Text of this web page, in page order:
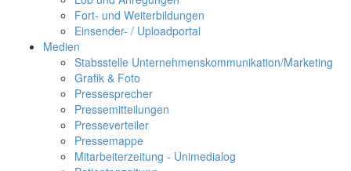
Fort- und Weiterbildungen
Einsender- / Uploadportal
Medien
Stabsstelle Unternehmenskommunikation/Marketing
Grafik & Foto
Pressesprecher
Pressemitteilungen
Presseverteiler
Pressemappe
Mitarbeiterzeitung - Unimedialog